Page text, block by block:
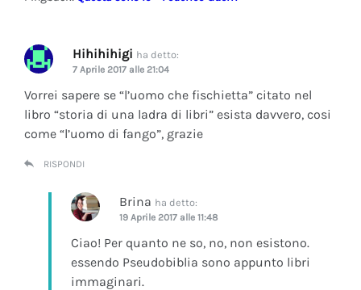
Hihihihigi ha detto:
7 Aprile 2017 alle 21:04
Vorrei sapere se “l’uomo che fischietta” citato nel
libro “storia di una ladra di libri” esista davvero, cosi
come “l’uomo di fango”, grazie
RISPONDI
Brina ha detto:
19 Aprile 2017 alle 11:48
Ciao! Per quanto ne so, no, non esistono.
essendo Pseudobiblia sono appunto libri
immaginari.